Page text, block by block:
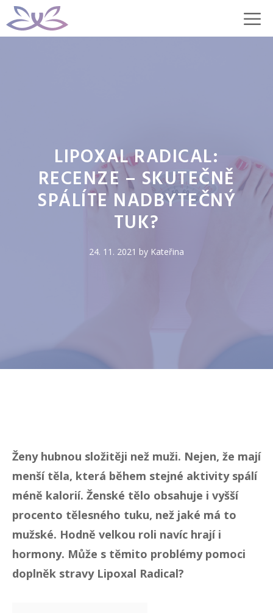
Přeskočit
na
LIPOXAL RADICAL:
RECENZE – SKUTEČNĚ
SPÁLÍTE NADBYTEČNÝ
TUK?
24. 11. 2021 by Kateřina
Ženy hubnou složitěji než muži. Nejen, že mají
menší těla, která během stejné aktivity spálí
méně kalorií. Ženské tělo obsahuje i vyšší
procento tělesného tuku, než jaké má to
mužské. Hodně velkou roli navíc hrají i
hormony. Může s těmito problémy pomoci
doplněk stravy Lipoxal Radical?